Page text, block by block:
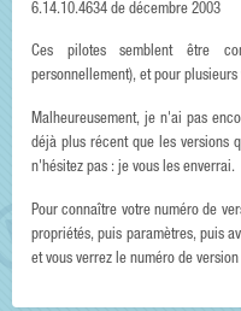
6.14.10.4634 de décembre 2003
Ces pilotes semblent être
personnellement), et pour
Malheureusement, je n'ai pas
déjà plus récent que les versions
n'hésitez pas : je vous les enverrai.
Pour connaître votre numéro de
propriétés, puis paramètres, puis
et vous verrez le numéro de